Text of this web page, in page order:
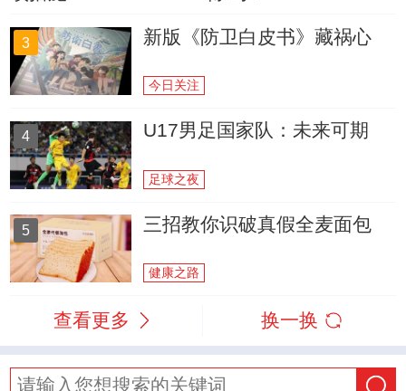
3 新版《防卫白皮书》藏祸心
今日关注
4 U17男足国家队：未来可期
足球之夜
5 三招教你识破真假全麦面包
健康之路
查看更多 换一换